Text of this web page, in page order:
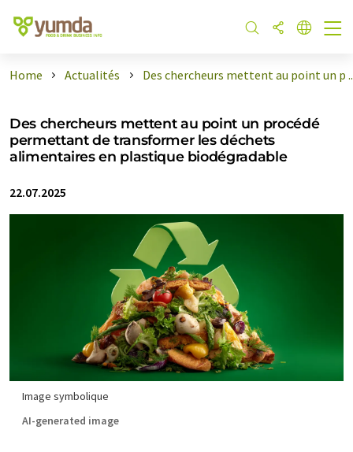
Home Actualités Des chercheurs mettent au point un p
Des chercheurs mettent au point un procédé
permettant de transformer les déchets
alimentaires en plastique biodégradable
22.07.2025
Image symbolique
AI-generated image